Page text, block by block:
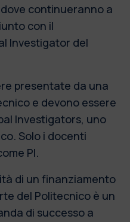
continueranno a
con il
Investigator del
presentate da una
e devono essere
Investigators, uno
Solo i docenti
PI.
di un finanziamento
del Politecnico è un
di successo a